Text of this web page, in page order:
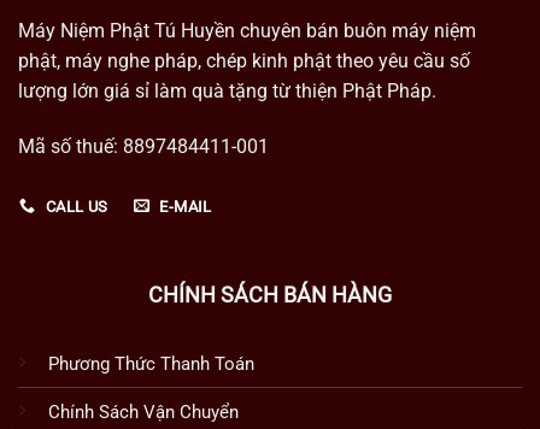
Máy Niệm Phật Tú Huyền chuyên bán buôn máy niệm
phật, máy nghe pháp, chép kinh phật theo yêu cầu số
lượng lớn giá sỉ làm quà tặng từ thiện Phật Pháp.
Mã số thuế: 8897484411-001
CALL US E-MAIL
CHÍNH SÁCH BÁN HÀNG
Phương Thức Thanh Toán
Chính Sách Vận Chuyển